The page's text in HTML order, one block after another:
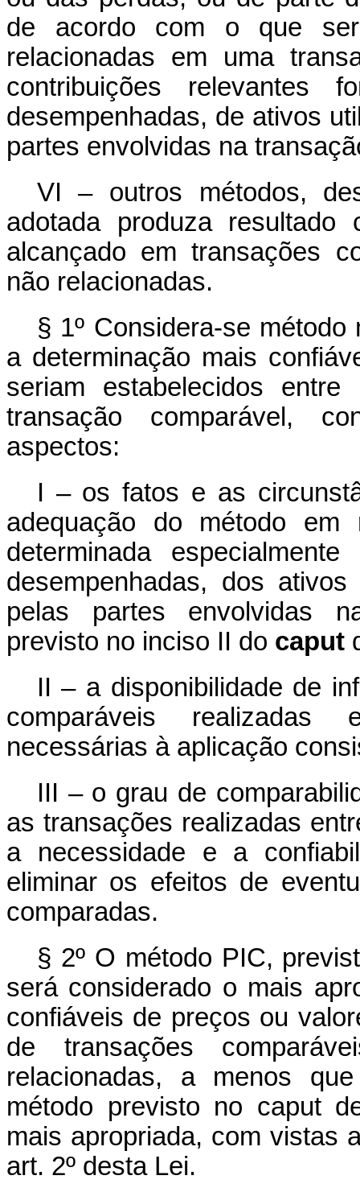
de acordo com o que
relacionadas em uma
contribuições relevantes
desempenhadas, de ativos
partes envolvidas na
VI – outros métodos,
adotada produza
alcançado em transações
não relacionadas.
§ 1º Considera-se
a determinação mais
seriam estabelecidos
transação comparável,
aspectos:
I – os fatos e as
adequação do método em
determinada
desempenhadas, dos
pelas partes envolvidas
previsto no inciso II do caput
II – a disponibilidade de
comparáveis realizadas
necessárias à aplicação
III – o grau de
as transações realizadas
a necessidade e a
eliminar os efeitos de
comparadas.
§ 2º O método PIC,
será considerado o mais
confiáveis de preços ou
de transações
relacionadas, a menos
método previsto no caput
mais apropriada, com vistas
art. 2º desta Lei.